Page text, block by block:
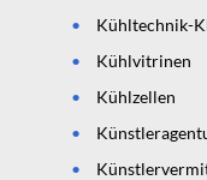
Kühltechnik-
Kühlvitrinen
Kühlzellen